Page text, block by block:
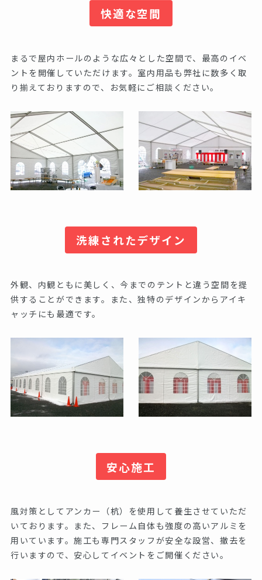
快適な空間
まるで屋内ホールのような広々とした空間で、最高のイベ
ントを開催していただけます。室内用品も弊社に数多く取
り揃えておりますので、お気軽にご相談ください。
洗練されたデザイン
外観、内観ともに美しく、今までのテントと違う空間を提
供することができます。また、独特のデザインからアイキ
ャッチにも最適です。
安心施工
風対策としてアンカー（杭）を使用して養生させていただ
いております。また、フレーム自体も強度の高いアルミを
用いています。施工も専門スタッフが安全な設営、撤去を
行いますので、安心してイベントをご開催ください。